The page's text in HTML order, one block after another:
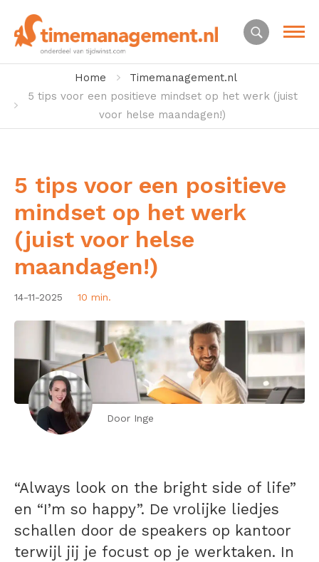
Home
Timemanagement.nl
5 tips voor een positieve mindset op het werk (juist
voor helse maandagen!)
5 tips voor een positieve
mindset op het werk
(juist voor helse
maandagen!)
14-11-2025 10 min.
Door Inge
“Always look on the bright side of life”
en “I’m so happy”. De vrolijke liedjes
schallen door de speakers op kantoor
terwijl jij je focust op je werktaken. In